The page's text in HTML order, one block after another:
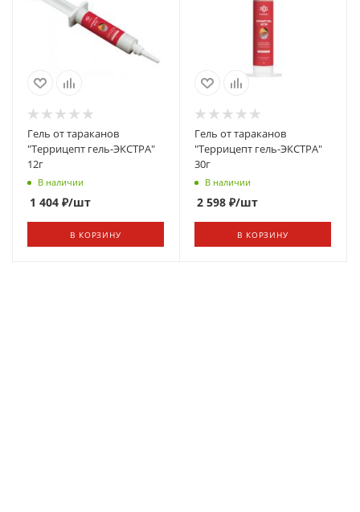
Гель от тараканов
"Террицепт гель-ЭКСТРА"
12г
В наличии
1 404 ₽/шт
В КОРЗИНУ
Гель от тараканов
"Террицепт гель-ЭКСТРА"
30г
В наличии
2 598 ₽/шт
В КОРЗИНУ